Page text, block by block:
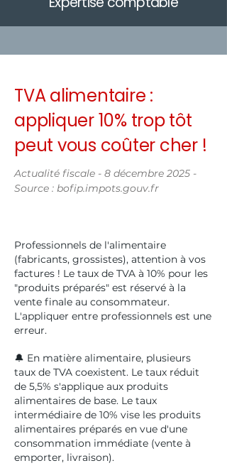
TVA alimentaire :
appliquer 10% trop tôt
peut vous coûter cher !
Actualité fiscale - 8 décembre 2025 -
Source : bofip.impots.gouv.fr
Professionnels de l'alimentaire
(fabricants, grossistes), attention à vos
factures ! Le taux de TVA à 10% pour les
"produits préparés" est réservé à la
vente finale au consommateur.
L'appliquer entre professionnels est une
erreur.
🔔 En matière alimentaire, plusieurs
taux de TVA coexistent. Le taux réduit
de 5,5% s'applique aux produits
alimentaires de base. Le taux
intermédiaire de 10% vise les produits
alimentaires préparés en vue d'une
consommation immédiate (vente à
emporter, livraison).